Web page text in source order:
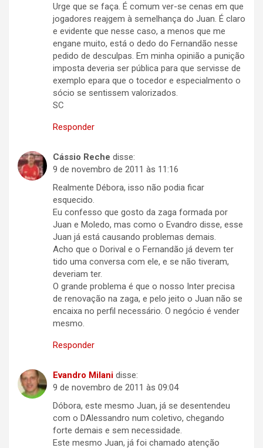
Urge que se faça. É comum ver-se cenas em que
jogadores reajgem à semelhança do Juan. É claro
e evidente que nesse caso, a menos que me
engane muito, está o dedo do Fernandão nesse
pedido de desculpas. Em minha opinião a punição
imposta deveria ser pública para que servisse de
exemplo epara que o tocedor e especialmento o
sócio se sentissem valorizados.
SC
Responder
Cássio Reche disse:
9 de novembro de 2011 às 11:16
Realmente Débora, isso não podia ficar
esquecido.
Eu confesso que gosto da zaga formada por
Juan e Moledo, mas como o Evandro disse, esse
Juan já está causando problemas demais.
Acho que o Dorival e o Fernandão já devem ter
tido uma conversa com ele, e se não tiveram,
deveriam ter.
O grande problema é que o nosso Inter precisa
de renovação na zaga, e pelo jeito o Juan não se
encaixa no perfil necessário. O negócio é vender
mesmo.
Responder
Evandro Milani disse:
9 de novembro de 2011 às 09:04
Dóbora, este mesmo Juan, já se desentendeu
com o DAlessandro num coletivo, chegando
forte demais e sem necessidade.
Este mesmo Juan, já foi chamado atenção